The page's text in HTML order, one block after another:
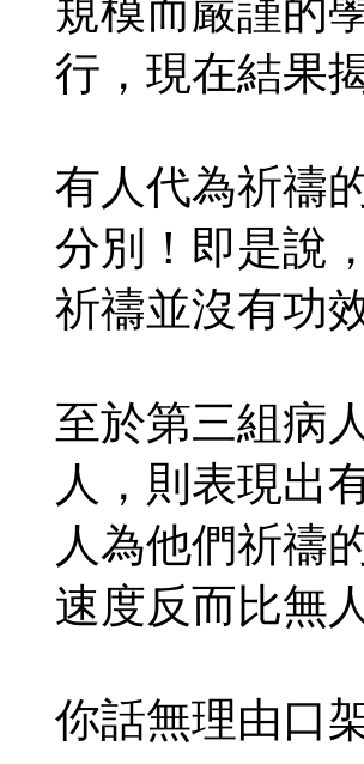
規模而嚴謹的
行，現在結果
有人代為祈禱
分別！即是說
祈禱並沒有功
至於第三組病
人，則表現出
人為他們祈禱
速度反而比無
你話無理由口